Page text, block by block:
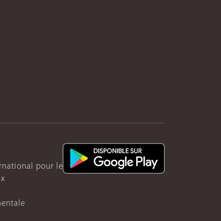
pour le Rwanda